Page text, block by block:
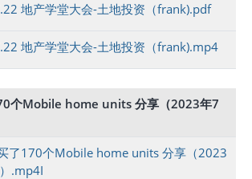
地产学堂大会-土地投资（frank).pdf
地产学堂大会-土地投资（frank).mp4
个Mobile home units 分享（2023年7
了170个Mobile home units 分享（2023
.mp4I